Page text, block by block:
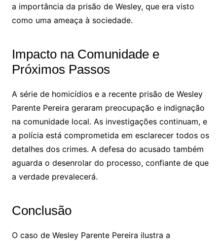
a importância da prisão de Wesley, que era visto
como uma ameaça à sociedade.
Impacto na Comunidade e
Próximos Passos
A série de homicídios e a recente prisão de Wesley
Parente Pereira geraram preocupação e indignação
na comunidade local. As investigações continuam, e
a polícia está comprometida em esclarecer todos os
detalhes dos crimes. A defesa do acusado também
aguarda o desenrolar do processo, confiante de que
a verdade prevalecerá.
Conclusão
O caso de Wesley Parente Pereira ilustra a